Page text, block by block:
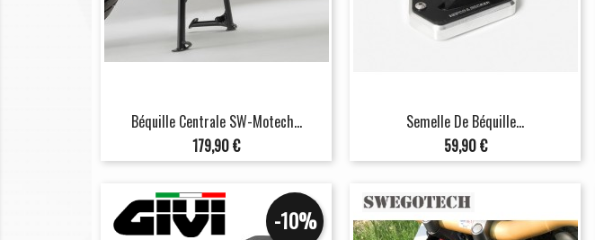
Béquille Centrale SW-Motech...
Prix
179,90 €
Semelle De Béquille...
Prix
59,90 €
-10%